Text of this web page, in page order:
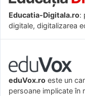
Educatia-Digitala.ro:
digitale, digitalizarea
eduVox.ro este un
persoane implicate în